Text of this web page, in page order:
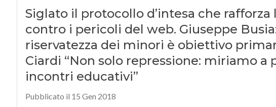
Siglato il protocollo d’intesa che
contro i pericoli del web. Giuseppe
riservatezza dei minori è obiettivo
Ciardi “Non solo repressione: miriamo a
incontri educativi”
Pubblicato il 15 Gen 2018